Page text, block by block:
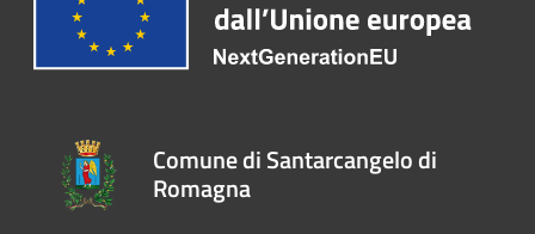
Comune di Santarcangelo di
Romagna